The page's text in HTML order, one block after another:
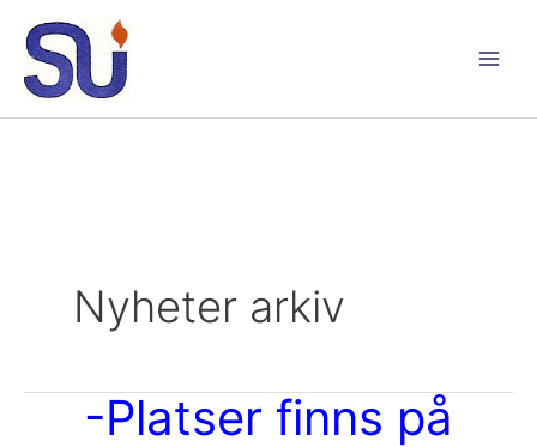
innehåll
Nyheter arkiv
-Platser finns på